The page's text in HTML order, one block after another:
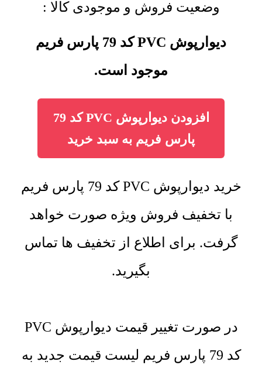
وضعیت فروش و موجودی کالا :
دیوارپوش PVC کد 79 پارس فریم
موجود است.
افزودن دیوارپوش PVC کد 79
پارس فریم به سبد خرید
خرید دیوارپوش PVC کد 79 پارس فریم
با تخفیف فروش ویژه صورت خواهد
گرفت. برای اطلاع از تخفیف ها تماس
بگیرید.
در صورت تغییر قیمت دیوارپوش PVC
کد 79 پارس فریم لیست قیمت جدید به